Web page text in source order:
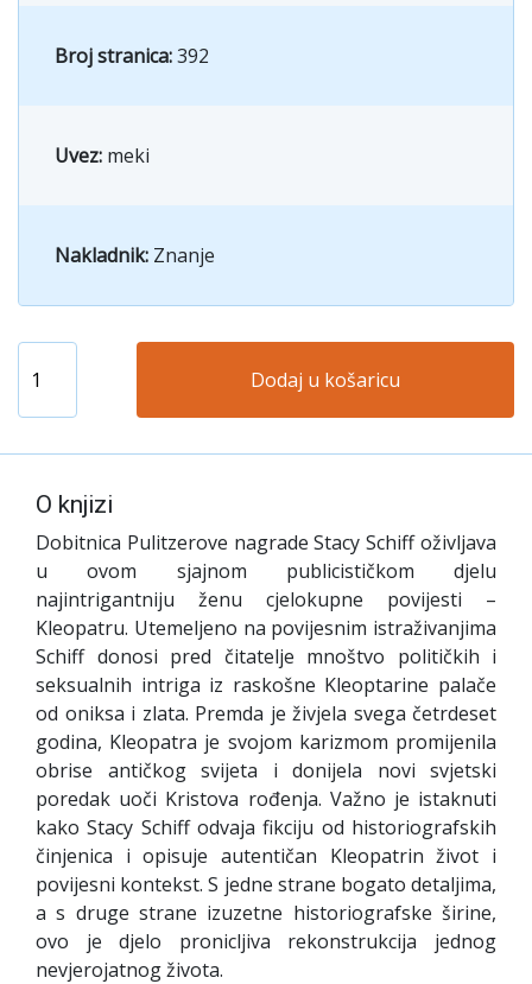
Broj stranica:392
Uvez: meki
Nakladnik: Znanje
Dodaj u košaricu
O knjizi
Dobitnica Pulitzerove nagrade Stacy Schiff oživljava
u ovom sjajnom publicističkom djelu
najintrigantniju ženu cjelokupne povijesti –
Kleopatru. Utemeljeno na povijesnim istraživanjima
Schiff donosi pred čitatelje mnoštvo političkih i
seksualnih intriga iz raskošne Kleoptarine palače
od oniksa i zlata. Premda je živjela svega četrdeset
godina, Kleopatra je svojom karizmom promijenila
obrise antičkog svijeta i donijela novi svjetski
poredak uoči Kristova rođenja. Važno je istaknuti
kako Stacy Schiff odvaja fikciju od historiografskih
činjenica i opisuje autentičan Kleopatrin život i
povijesni kontekst. S jedne strane bogato detaljima,
a s druge strane izuzetne historiografske širine,
ovo je djelo pronicljiva rekonstrukcija jednog
nevjerojatnog života.